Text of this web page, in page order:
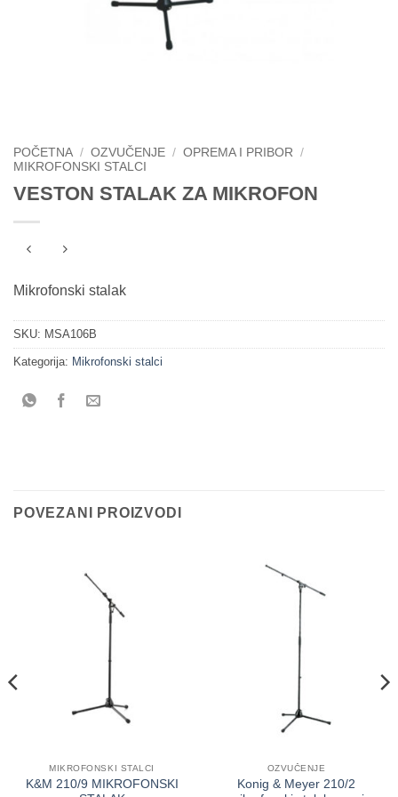
POČETNA / OZVUČENJE / OPREMA I PRIBOR
/
MIKROFONSKI STALCI
VESTON STALAK ZA MIKROFON
Mikrofonski stalak
SKU: MSA106B
Kategorija: Mikrofonski stalci
POVEZANI PROIZVODI
MIKROFONSKI STALCI
K&M 210/9 MIKROFONSKI
OZVUČENJE
Konig & Meyer 210/2